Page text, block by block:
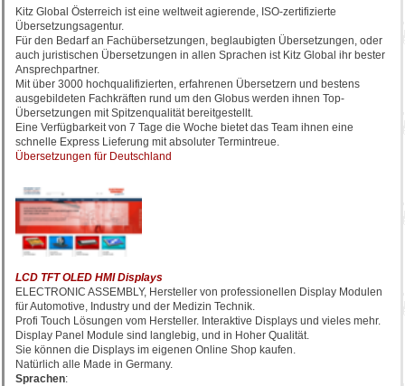
Kitz Global Österreich ist eine weltweit agierende, ISO-zertifizierte
Übersetzungsagentur.
Für den Bedarf an Fachübersetzungen, beglaubigten Übersetzungen, oder
auch juristischen Übersetzungen in allen Sprachen ist Kitz Global ihr bester
Ansprechpartner.
Mit über 3000 hochqualifizierten, erfahrenen Übersetzern und bestens
ausgebildeten Fachkräften rund um den Globus werden ihnen Top-
Übersetzungen mit Spitzenqualität bereitgestellt.
Eine Verfügbarkeit von 7 Tage die Woche bietet das Team ihnen eine
schnelle Express Lieferung mit absoluter Termintreue.
Übersetzungen für Deutschland
LCD TFT OLED HMI Displays
ELECTRONIC ASSEMBLY, Hersteller von professionellen Display Modulen
für Automotive, Industry und der Medizin Technik.
Profi Touch Lösungen vom Hersteller. Interaktive Displays und vieles mehr.
Display Panel Module sind langlebig, und in Hoher Qualität.
Sie können die Displays im eigenen Online Shop kaufen.
Natürlich alle Made in Germany.
Sprachen: